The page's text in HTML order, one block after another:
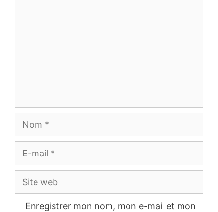
Nom
E-
mail
Site
web
Enregistrer mon nom, mon e-mail et mon